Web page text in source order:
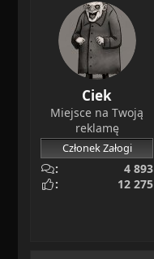
Ciek
Miejsce na Twoją
reklamę
Członek Załogi
4 893
12 275